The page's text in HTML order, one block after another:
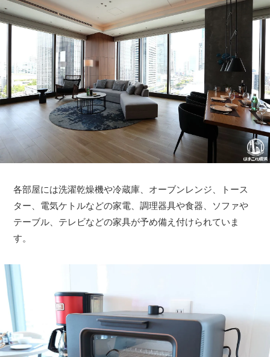
各部屋には洗濯乾燥機や冷蔵庫、オーブンレンジ、トース
ター、電気ケトルなどの家電、調理器具や食器、ソファや
テーブル、テレビなどの家具が予め備え付けられていま
す。